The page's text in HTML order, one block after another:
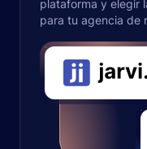
plataforma y elegir
para tu agencia de